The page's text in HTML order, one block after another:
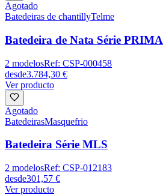
Agotado
Batedeiras de chantillyTelme
Batedeira de Nata Série PRIMA
2 modelosRef: CSP-000458
desde3.784,30 €
Ver producto
Agotado
BatedeirasMasquefrio
Batedeira Série MLS
2 modelosRef: CSP-012183
desde301,57 €
Ver producto